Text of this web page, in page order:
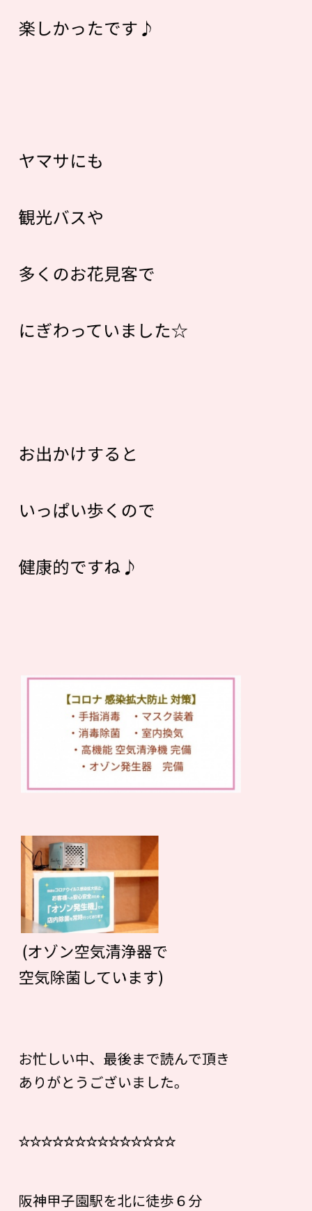
楽しかったです♪
ヤマサにも
観光バスや
多くのお花見客で
にぎわっていました☆
お出かけすると
いっぱい歩くので
健康的ですね♪
(オゾン空気清浄器で
空気除菌しています)
お忙しい中、最後まで読んで頂き
ありがとうございました。
☆☆☆☆☆☆☆☆☆☆☆☆☆☆
阪神甲子園駅を北に徒歩６分